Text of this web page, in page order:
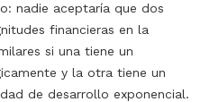
nadie aceptaría que dos
financieras en la
si una tiene un
y la otra tiene un
de desarrollo exponencial.